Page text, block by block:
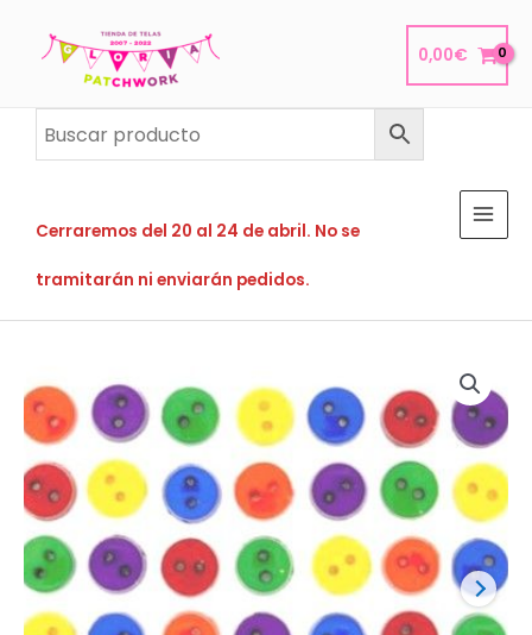
0,00€
Cerraremos del 20 al 24 de abril. No se
tramitarán ni enviarán pedidos.